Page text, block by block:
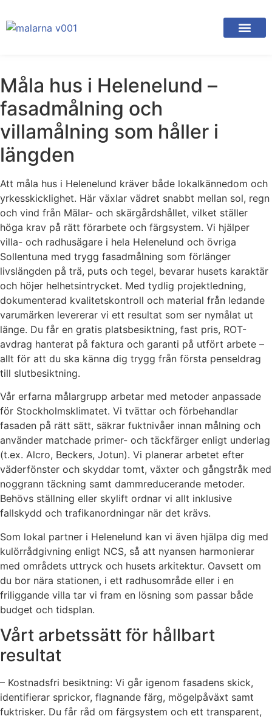
Måla hus i Helenelund –
fasadmålning och
villamålning som håller i
längden
Att måla hus i Helenelund kräver både lokalkännedom och
yrkesskicklighet. Här växlar vädret snabbt mellan sol, regn
och vind från Mälar- och skärgårdshållet, vilket ställer
höga krav på rätt förarbete och färgsystem. Vi hjälper
villa- och radhusägare i hela Helenelund och övriga
Sollentuna med trygg fasadmålning som förlänger
livslängden på trä, puts och tegel, bevarar husets karaktär
och höjer helhetsintrycket. Med tydlig projektledning,
dokumenterad kvalitetskontroll och material från ledande
varumärken levererar vi ett resultat som ser nymålat ut
länge. Du får en gratis platsbesiktning, fast pris, ROT-
avdrag hanterat på faktura och garanti på utfört arbete –
allt för att du ska känna dig trygg från första penseldrag
till slutbesiktning.
Vår erfarna målargrupp arbetar med metoder anpassade
för Stockholmsklimatet. Vi tvättar och förbehandlar
fasaden på rätt sätt, säkrar fuktnivåer innan målning och
använder matchade primer- och täckfärger enligt underlag
(t.ex. Alcro, Beckers, Jotun). Vi planerar arbetet efter
väderfönster och skyddar tomt, växter och gångstråk med
noggrann täckning samt dammreducerande metoder.
Behövs ställning eller skylift ordnar vi allt inklusive
fallskydd och trafikanordningar när det krävs.
Som lokal partner i Helenelund kan vi även hjälpa dig med
kulörrådgivning enligt NCS, så att nyansen harmonierar
med områdets uttryck och husets arkitektur. Oavsett om
du bor nära stationen, i ett radhusområde eller i en
friliggande villa tar vi fram en lösning som passar både
budget och tidsplan.
Vårt arbetssätt för hållbart
resultat
– Kostnadsfri besiktning: Vi går igenom fasadens skick,
identifierar sprickor, flagnande färg, mögelpåväxt samt
fuktrisker. Du får råd om färgsystem och ett transparent,